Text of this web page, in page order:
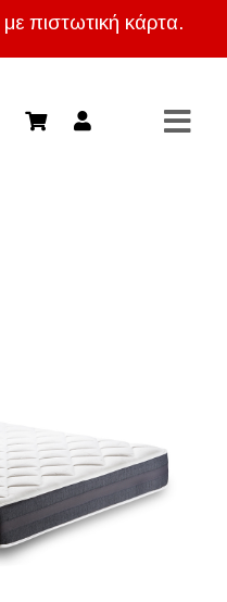
με πιστωτική κάρτα.